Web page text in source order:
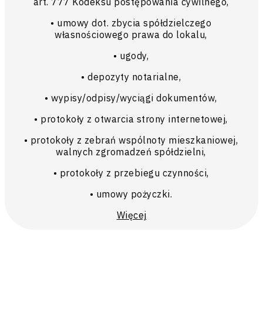
• umowy dot. zbycia spółdzielczego
własnościowego prawa do lokalu,
• ugody,
• depozyty notarialne,
• wypisy/odpisy/wyciągi dokumentów,
• protokoły z otwarcia strony internetowej,
• protokoły z zebrań wspólnoty mieszkaniowej,
walnych zgromadzeń spółdzielni,
• protokoły z przebiegu czynności,
• umowy pożyczki.
Więcej